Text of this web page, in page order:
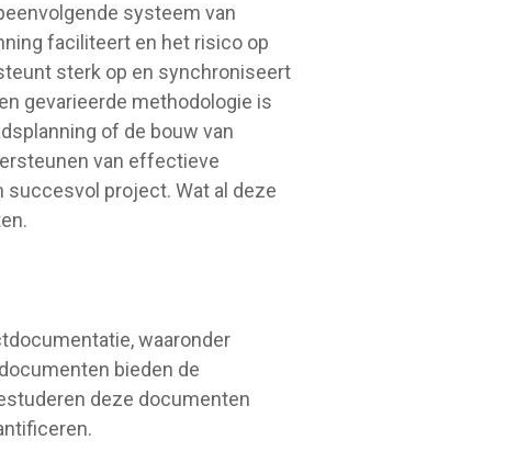
systeem van
faciliteert en het risico op
sterk op en synchroniseert
gevarieerde methodologie is
of de bouw van
van effectieve
succesvol project. Wat al deze
waaronder
bieden de
deze documenten